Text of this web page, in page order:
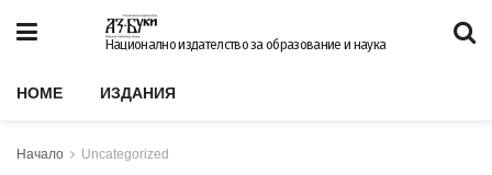
Национално издателство за образование и наука
HOME ИЗДАНИЯ
Начало Uncategorized